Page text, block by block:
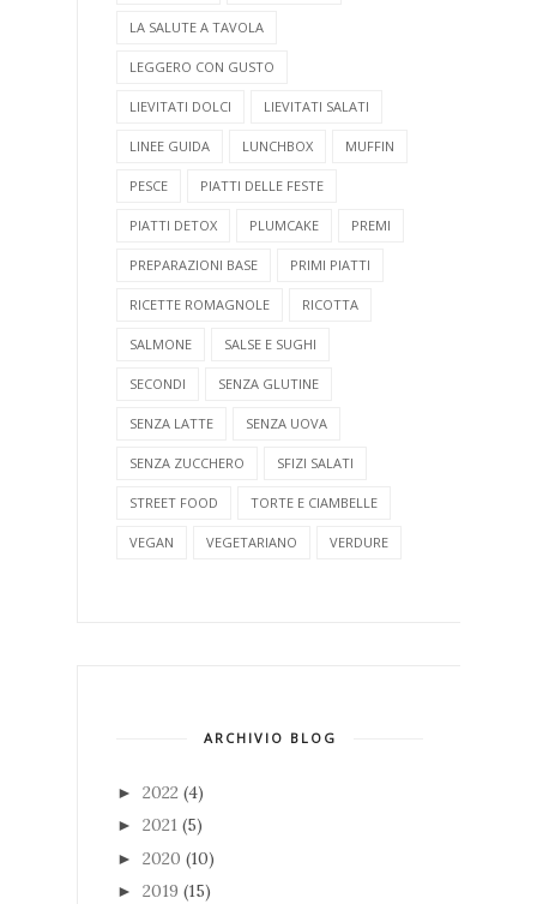
LA SALUTE A TAVOLA
LEGGERO CON GUSTO
LIEVITATI DOLCI LIEVITATI SALATI
LINEE GUIDA LUNCHBOX MUFFIN
PESCE PIATTI DELLE FESTE
PIATTI DETOX PLUMCAKE PREMI
PREPARAZIONI BASE PRIMI PIATTI
RICETTE ROMAGNOLE RICOTTA
SALMONE SALSE E SUGHI
SECONDI SENZA GLUTINE
SENZA LATTE SENZA UOVA
SENZA ZUCCHERO SFIZI SALATI
STREET FOOD TORTE E CIAMBELLE
VEGAN VEGETARIANO VERDURE
ARCHIVIO BLOG
► 2022 (4)
► 2021 (5)
► 2020 (10)
► 2019 (15)